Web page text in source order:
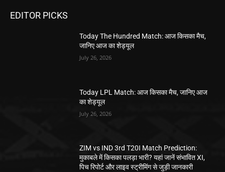
EDITOR PICKS
Today The Hundred Match: आज किसका मैच,
जानिए आज का शेड्यूल
July 26, 2026
Today LPL Match: आज किसका मैच, जानिए आज
का शेड्यूल
July 26, 2026
ZIM vs IND 3rd T20I Match Prediction:
मुकाबले में किसका पलड़ा भारी? यहां जानें संभावित XI,
पिच रिपोर्ट और लाइव स्ट्रीमिंग से जुड़ी जानकारी